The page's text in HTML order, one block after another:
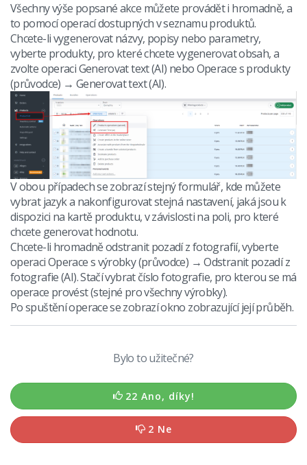
Všechny výše popsané akce můžete provádět i hromadně, a
to pomocí operací dostupných v seznamu produktů.
Chcete-li vygenerovat názvy, popisy nebo parametry,
vyberte produkty, pro které chcete vygenerovat obsah, a
zvolte operaci Generovat text (AI) nebo Operace s produkty
(průvodce) → Generovat text (AI).
V obou případech se zobrazí stejný formulář, kde můžete
vybrat jazyk a nakonfigurovat stejná nastavení, jaká jsou k
dispozici na kartě produktu, v závislosti na poli, pro které
chcete generovat hodnotu.
Chcete-li hromadně odstranit pozadí z fotografií, vyberte
operaci Operace s výrobky (průvodce) → Odstranit pozadí z
fotografie (AI). Stačí vybrat číslo fotografie, pro kterou se má
operace provést (stejné pro všechny výrobky).
Po spuštění operace se zobrazí okno zobrazující její průběh.
Bylo to užitečné?
22 Ano, díky!
2 Ne